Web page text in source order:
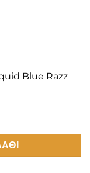
Blue Razz
10ml eliquid Blue